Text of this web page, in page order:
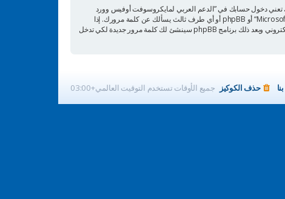
تعني دخول حسابك في ”الدعم العربي لمايكروسوفت أوفيس وورد
Microsoft Office Word“، لذلك احمها بحرص وتحت أي ظرف من الظروف لا تعطها أحدًا لها علاقة بـ”الدعم العربي لمايكروسوفت أوفيس وورد Microsoft Office Word“ أو phpBB أو أي طرف ثالث يسألك عن كلمة مرورك. إذا
فقدت كلمة مرورك الخاصة بحسابك بإمكانك استعمال خدمة ”فقدت كلمة المرور“ المقدمة من برنامج phpBB. هذه العملية ستسألك عن اسم عضويتك وبريدك الإلكتروني وبعد ذلك برنامج phpBB سينشئ لك كلمة مرور جديدة لكي تدخل
جميع الأوقات تستخدم التوقيت العالمي+03:00 حذف الكوكيز